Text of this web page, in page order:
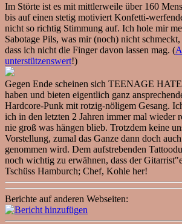
Im Störte ist es mit mittlerweile über 160
bis auf einen stetig motiviert Konfetti-
nicht so richtig Stimmung auf. Ich hole mir
Sabotage Pils, was mir (noch) nicht schmeckt,
dass ich nicht die Finger davon lassen mag. (
unterstützenswert!)
Gegen Ende scheinen sich TEENAGE HATE
haben und bieten eigentlich ganz
Hardcore-Punk mit rotzig-nöligem Gesang.
ich in den letzten 2 Jahren immer mal wieder
nie groß was hängen blieb. Trotzdem keine
Vorstellung, zumal das Ganze dann doch
genommen wird. Dem aufstrebenden
noch wichtig zu erwähnen, dass der
Tschüss Hamburch; Chef, Kohle her!
Berichte auf anderen Webseiten: